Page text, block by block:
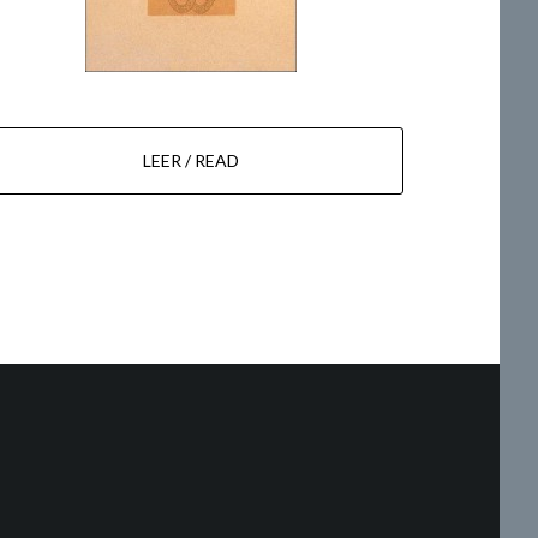
LEER / READ